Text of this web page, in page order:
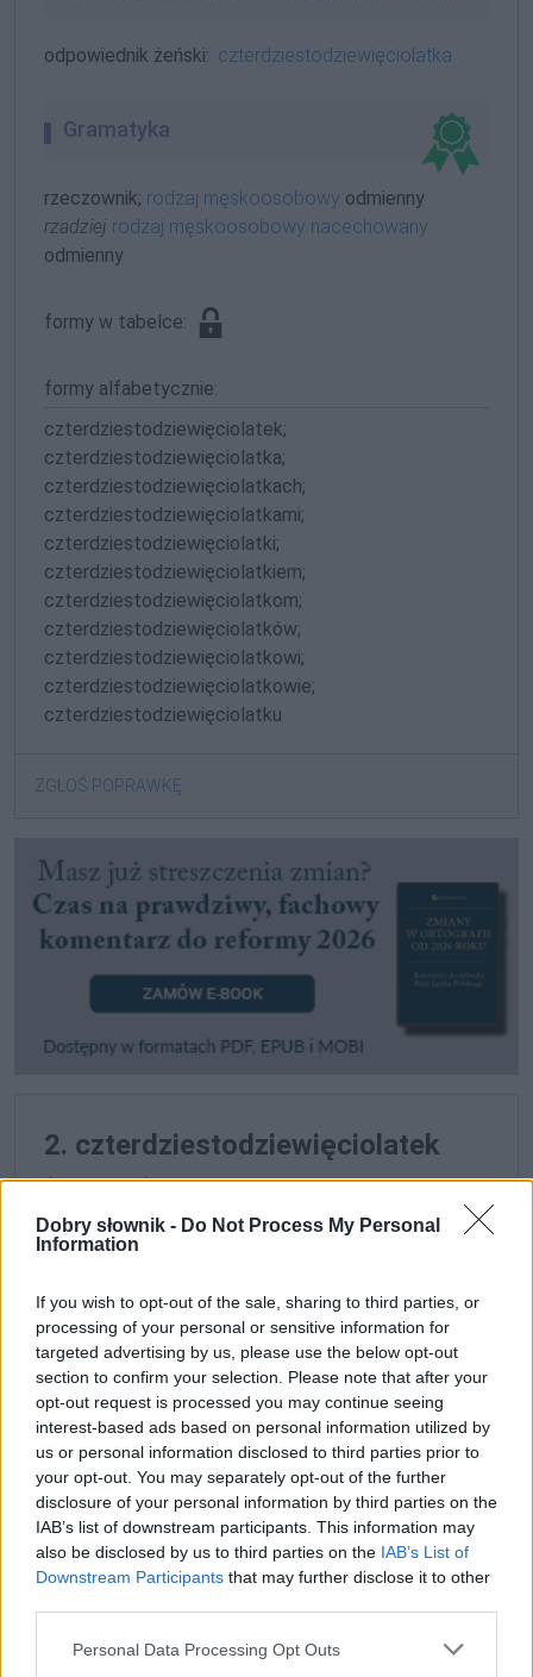
Dobry słownik - Do Not Process My Personal
Information
If you wish to opt-out of the sale, sharing to third parties, or
processing of your personal or sensitive information for
targeted advertising by us, please use the below opt-out
section to confirm your selection. Please note that after your
opt-out request is processed you may continue seeing
interest-based ads based on personal information utilized by
us or personal information disclosed to third parties prior to
your opt-out. You may separately opt-out of the further
disclosure of your personal information by third parties on the
IAB’s list of downstream participants. This information may
also be disclosed by us to third parties on the IAB’s List of
Downstream Participants that may further disclose it to other
Please note that this website/app uses one or more Google
Personal Data Processing Opt Outs
odpowiednik żeński: czterdziestodziewięciolatka
Gramatyka
rzeczownik; rodzaj męskoosobowy odmienny
rzadziej rodzaj męskoosobowy nacechowany
odmienny
formy w tabelce:
formy alfabetycznie:
czterdziestodziewięciolatek;
czterdziestodziewięciolatka;
czterdziestodziewięciolatkach;
czterdziestodziewięciolatkami;
czterdziestodziewięciolatki;
czterdziestodziewięciolatkiem;
czterdziestodziewięciolatkom;
czterdziestodziewięciolatków;
czterdziestodziewięciolatkowi;
czterdziestodziewięciolatkowie;
czterdziestodziewięciolatku
ZGŁOŚ POPRAWKĘ
2. czterdziestodziewięciolatek
(np. auto)
czterdziestodziewięciolatekto zwierzę, roślina lub
rzecz mające czterdzieści dziewięć lat
Wariant
49-latek
Reguły
komentarzami)